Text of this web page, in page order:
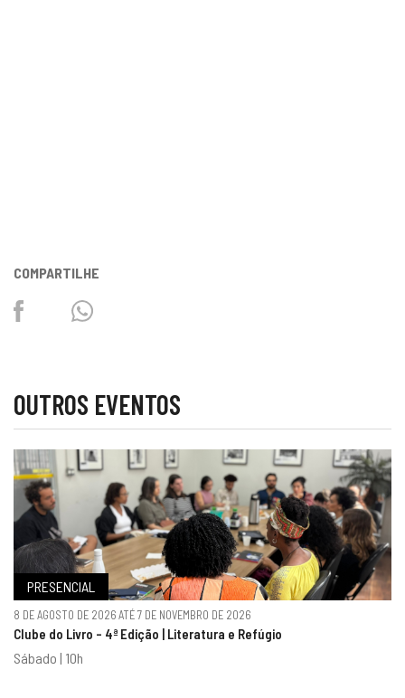
COMPARTILHE
FacebookTwitterWhatsapp
OUTROS EVENTOS
PRESENCIAL
8 DE AGOSTO DE 2026 ATÉ 7 DE NOVEMBRO DE 2026
Clube do Livro - 4ª Edição | Literatura e Refúgio
Sábado | 10h